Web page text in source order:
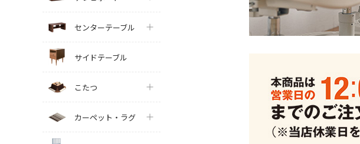
センターテーブル
サイドテーブル
こたつ
カーペット・ラグ